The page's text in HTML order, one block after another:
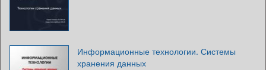
Информационные технологии. Системы
хранения данных